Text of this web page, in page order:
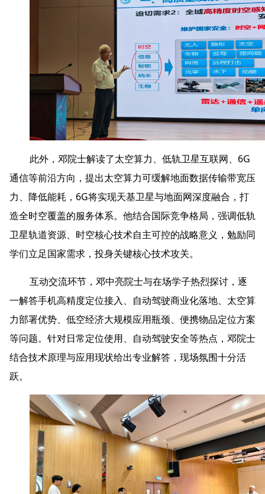
此外，邓院士解读了太空算力、低轨卫星互联网、6G
通信等前沿方向，提出太空算力可缓解地面数据传输带宽压
力、降低能耗，6G将实现天基卫星与地面网深度融合，打
造全时空覆盖的服务体系。他结合国际竞争格局，强调低轨
卫星轨道资源、时空核心技术自主可控的战略意义，勉励同
学们立足国家需求，投身关键核心技术攻关。
互动交流环节，邓中亮院士与在场学子热烈探讨，逐
一解答手机高精度定位接入、自动驾驶商业化落地、太空算
力部署优势、低空经济大规模应用瓶颈、便携物品定位方案
等问题。针对日常定位使用、自动驾驶安全等热点，邓院士
结合技术原理与应用现状给出专业解答，现场氛围十分活
跃。